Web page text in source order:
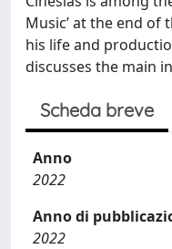
Music’ at the end
his life and
discusses the main
Scheda breve
Anno
2022
Anno di
2022